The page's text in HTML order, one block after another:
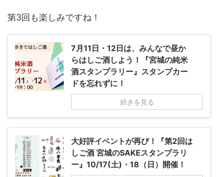
第3回も楽しみですね！
7月11日・12日は、みんなで昼か
らはしご酒しよう！『宮城の純米
酒スタンプラリー』スタンプカー
ドを忘れずに！
続きを見る
大好評イベントが再び！『第2回は
しご酒 宮城のSAKEスタンプラリ
ー』10/17(土)・18（日）開催！